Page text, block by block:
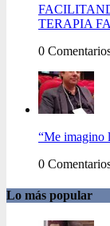
TERAPIA
0
“Me imagino
0
Lo más popular